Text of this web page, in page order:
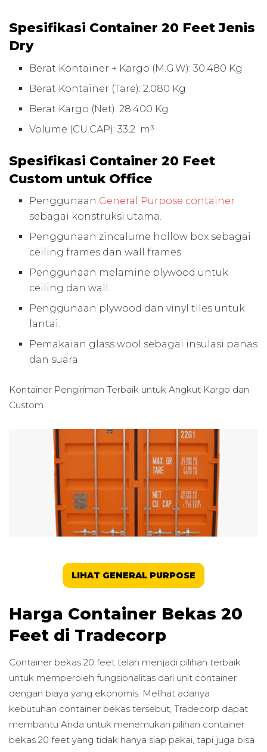
Spesifikasi Container 20 Feet Jenis
Dry
Berat Kontainer + Kargo (M.G.W): 30.480 Kg
Berat Kontainer (Tare): 2.080 Kg
Berat Kargo (Net): 28.400 Kg
Volume (CU.CAP): 33,2 m³
Spesifikasi Container 20 Feet
Custom untuk Office
Penggunaan General Purpose container
sebagai konstruksi utama.
Penggunaan zincalume hollow box sebagai
ceiling frames dan wall frames.
Penggunaan melamine plywood untuk
ceiling dan wall.
Penggunaan plywood dan vinyl tiles untuk
lantai.
Pemakaian glass wool sebagai insulasi panas
dan suara.
Kontainer Pengiriman Terbaik untuk Angkut Kargo dan
Custom
LIHAT GENERAL PURPOSE
Harga Container Bekas 20
Feet di Tradecorp
Container bekas 20 feet telah menjadi pilihan terbaik
untuk memperoleh fungsionalitas dari unit container
dengan biaya yang ekonomis. Melihat adanya
kebutuhan container bekas tersebut, Tradecorp dapat
membantu Anda untuk menemukan pilihan container
bekas 20 feet yang tidak hanya siap pakai, tapi juga bisa